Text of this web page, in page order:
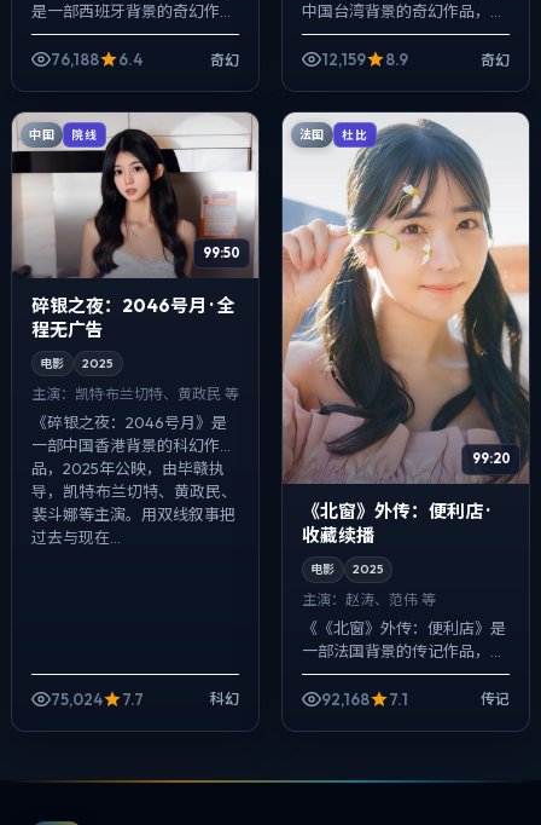
是一部西班牙背景的奇幻作
品，2025年公映，由奉俊昊
执导，王景春、雷佳音、秦昊
76,188 6.4 奇幻
中国台湾背景的奇幻作品，
2025年公映，由宁浩执导，
王景春、松田龙平、马伊琍等
12,159 8.9 奇幻
中国 院线
99:50
碎银之夜：2046号月 · 全
程无广告
电影 2025
主演： 凯特·布兰切特、黄政民 等
《碎银之夜：2046号月》是
一部中国香港背景的科幻作
品，2025年公映，由毕赣执
导，凯特·布兰切特、黄政民、
裴斗娜等主演。用双线叙事把
过去与现在...
75,024 7.7 科幻
法国 杜比
99:20
《北窗》外传：便利店 ·
收藏续播
电影 2025
主演： 赵涛、范伟 等
《《北窗》外传：便利店》是
一部法国背景的传记作品，
2025年公映，由贾樟柯执
导，赵涛、范伟、松田龙平等
92,168 7.1 传记